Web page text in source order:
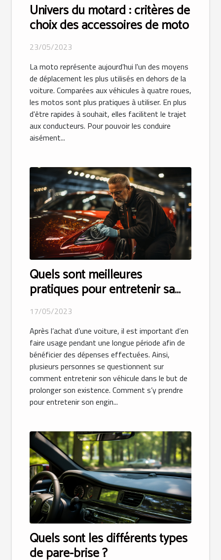
Univers du motard : critères de
choix des accessoires de moto
23/05/2023
La moto représente aujourd'hui l'un des moyens
de déplacement les plus utilisés en dehors de la
voiture. Comparées aux véhicules à quatre roues,
les motos sont plus pratiques à utiliser. En plus
d'être rapides à souhait, elles facilitent le trajet
aux conducteurs. Pour pouvoir les conduire
aisément...
Quels sont meilleures
pratiques pour entretenir sa
voiture pour une longue durée
de vie ?
17/05/2023
Après l’achat d’une voiture, il est important d’en
faire usage pendant une longue période afin de
bénéficier des dépenses effectuées. Ainsi,
plusieurs personnes se questionnent sur
comment entretenir son véhicule dans le but de
prolonger son existence. Comment s’y prendre
pour entretenir son engin...
Quels sont les différents types
de pare-brise ?